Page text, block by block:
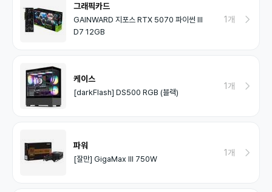
그래픽카드
GAINWARD 지포스 RTX 5070 파이썬 III
D7 12GB
1개
케이스
[darkFlash] DS500 RGB (블랙)
1개
파워
[잘만] GigaMax III 750W
1개